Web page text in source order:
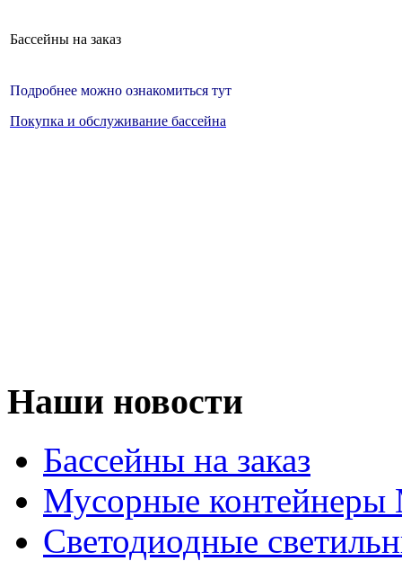
Бассейны на заказ
Подробнее можно ознакомиться тут
Покупка и обслуживание бассейна
Наши новости
Бассейны на заказ
Мусорные контейнеры
Светодиодные